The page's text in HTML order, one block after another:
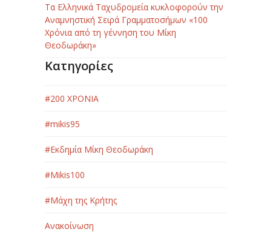
Τα Ελληνικά Ταχυδρομεία κυκλοφορούν την
Αναμνηστική Σειρά Γραμματοσήμων «100
Χρόνια από τη γέννηση του Μίκη
Θεοδωράκη»
Κατηγορίες
#200 ΧΡΟΝΙΑ
#mikis95
#Εκδημία Μίκη Θεοδωράκη
#Μikis100
#Μάχη της Κρήτης
Ανακοίνωση